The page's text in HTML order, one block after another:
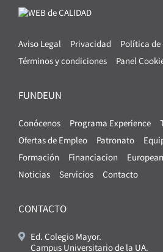
Aviso Legal Privacidad
Política de
Términos y condiciones
Panel
FUNDEUN
Conócenos Programa Experience
Ofertas de Empleo
Patronato
Formación
Financiacion
Noticias
Servicios Contacto
CONTACTO
Ed. Colegio Mayor.
Campus Universitario de la UA.